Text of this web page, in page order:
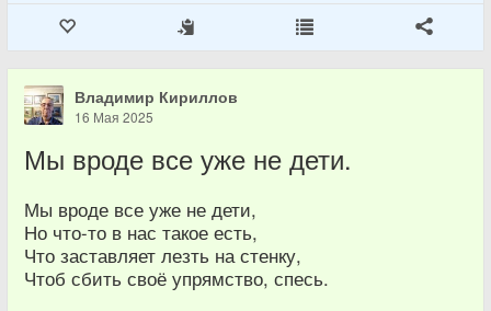
Владимир Кириллов
16 Мая 2025
Мы вроде все уже не дети.
Мы вроде все уже не дети,
Но что-то в нас такое есть,
Что заставляет лезть на стенку,
Чтоб сбить своё упрямство, спесь.